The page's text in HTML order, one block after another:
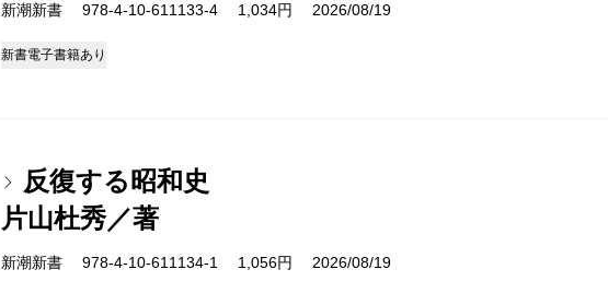
新潮新書 978-4-10-611133-4 1,034円 2026/08/19
新書電子書籍あり
反復する昭和史
片山杜秀／著
新潮新書 978-4-10-611134-1 1,056円 2026/08/19